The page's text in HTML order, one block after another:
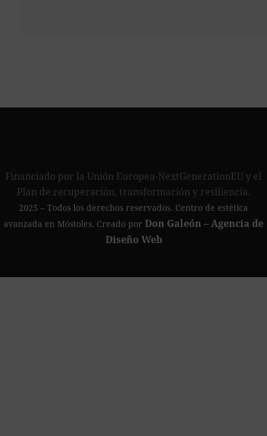
Financiado por la Unión Europea-NextGenerationEU y el
Plan de recuperación, transformación y resiliencia.
2025 – Todos los derechos reservados. Centro de estética
avanzada en Móstoles. Creado por Don Galeón – Agencia de
Diseño Web